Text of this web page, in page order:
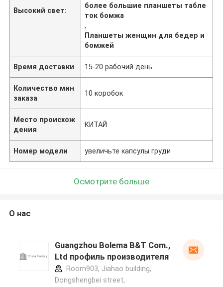
Высокий свет:
более большие планшеты табле
ток бомжа
,
Планшеты женщин для бедер и
бомжей
Время доставки 15-20 рабочий день
Количество мин
заказа
10 коробок
Место происхож
дения
КИТАЙ
Номер модели увеличьте капсулы груди
Осмотрите больше
О нас
Guangzhou Bolema B&T Com.,
Ltd профиль производителя
Room903, Jiahao building,
Dongshengbei street,